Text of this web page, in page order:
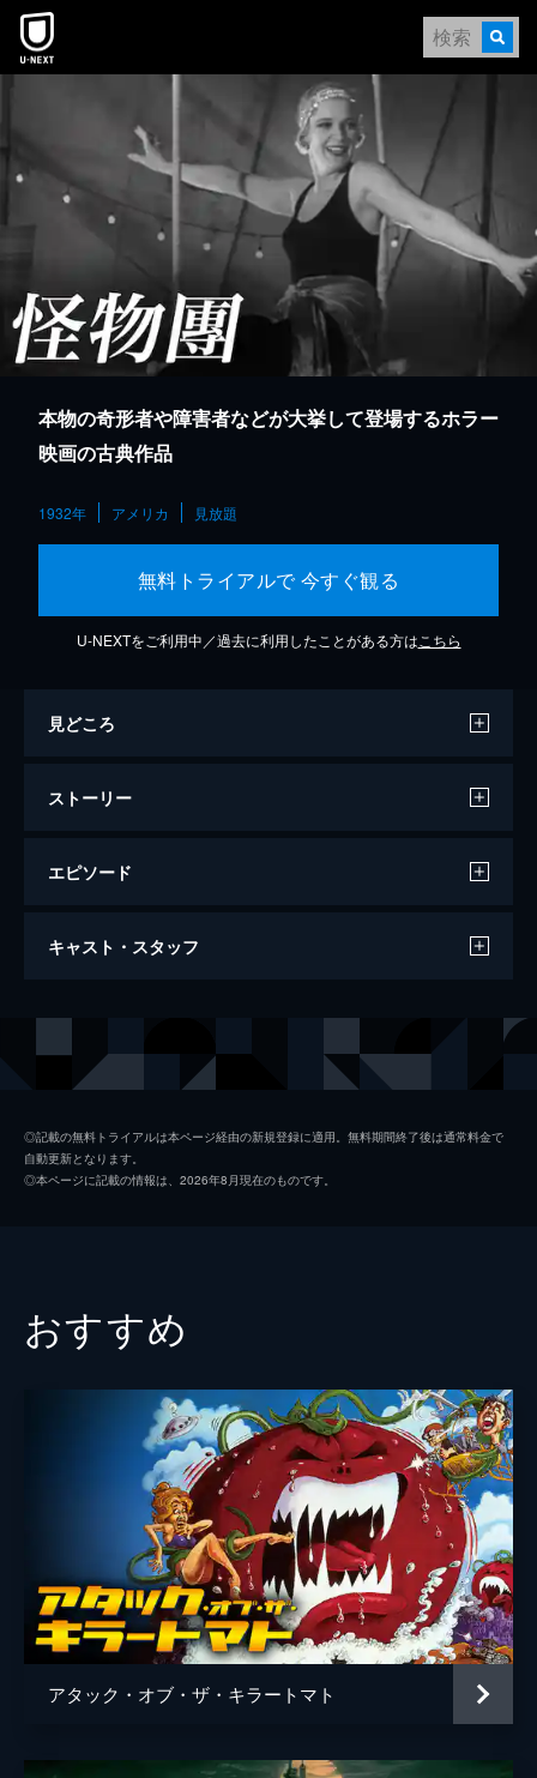
本文へスキップ
本物の奇形者や障害者などが大挙して登場するホラー
映画の古典作品
1932年 アメリカ 見放題
無料トライアルで 今すぐ観る
U-NEXTをご利用中／過去に利用したことがある方は こちら
見どころ
ストーリー
エピソード
怪物圑
キャスト・スタッフ
オルガ・バクラノヴァ
ローズ・ディオン
デイジー・ヒルトン
ヴァイオレット・ヒルトン
アンジェロ・ロシット
トッド・ブラウニング
脚本 ウィリス・ゴールドベック
レオン・ゴードン
アル・ボースバーグ
◎記載の無料トライアルは本ページ経由の新規登録に適用。無料期間終了後は通常料金で
自動更新となります。
◎本ページに記載の情報は、2026年8月現在のものです。
おすすめ
アタック・オブ・ザ・キラートマト